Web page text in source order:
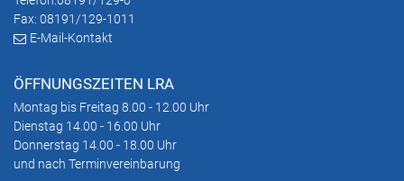
Fax: 08191/129-1011
E-Mail-Kontakt
ÖFFNUNGSZEITEN LRA
Montag bis Freitag 8.00 - 12.00 Uhr
Dienstag 14.00 - 16.00 Uhr
Donnerstag 14.00 - 18.00 Uhr
und nach Terminvereinbarung